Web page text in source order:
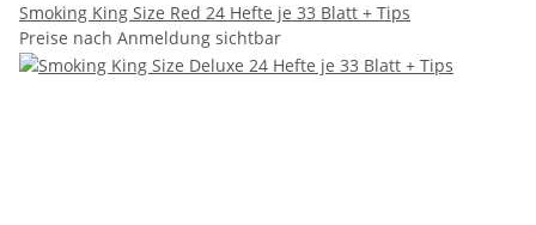
Smoking King Size Red 24 Hefte je 33 Blatt + Tips
Preise nach Anmeldung sichtbar